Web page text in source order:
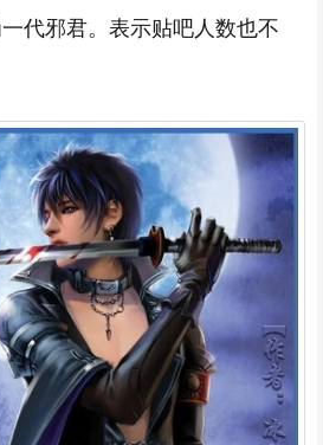
代邪君。表示贴吧人数也不